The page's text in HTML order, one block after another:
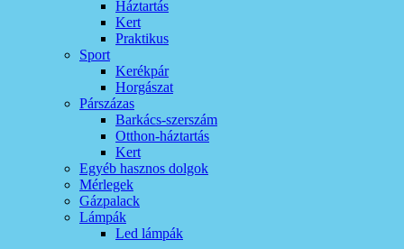
Háztartás
Kert
Praktikus
Sport
Kerékpár
Horgászat
Párszázas
Barkács-szerszám
Otthon-háztartás
Kert
Egyéb hasznos dolgok
Mérlegek
Gázpalack
Lámpák
Led lámpák